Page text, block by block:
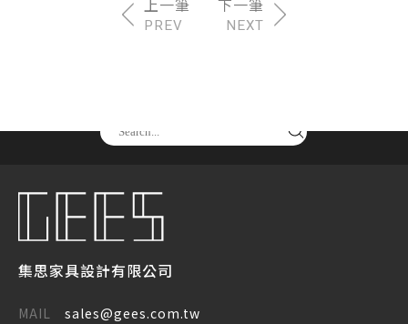
PREV NEXT
集思家具設計有限公司
MAIL
sales@gees.com.tw